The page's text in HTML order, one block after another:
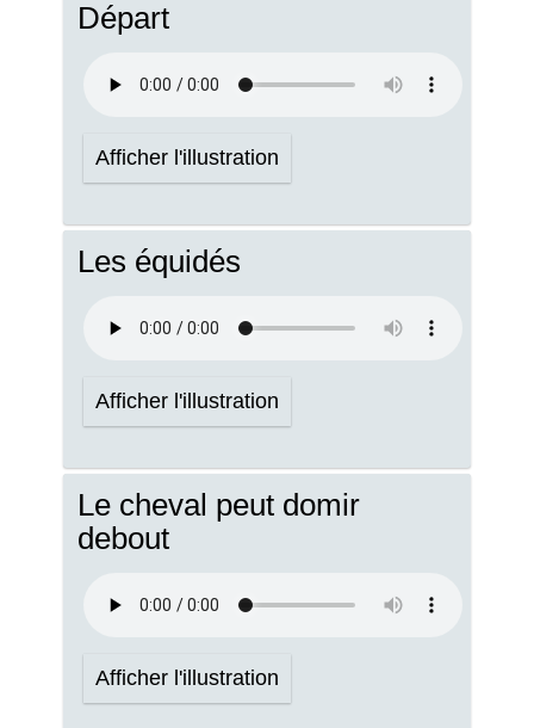
Départ
Afficher l'illustration
Les équidés
Afficher l'illustration
Le cheval peut domir
debout
Afficher l'illustration